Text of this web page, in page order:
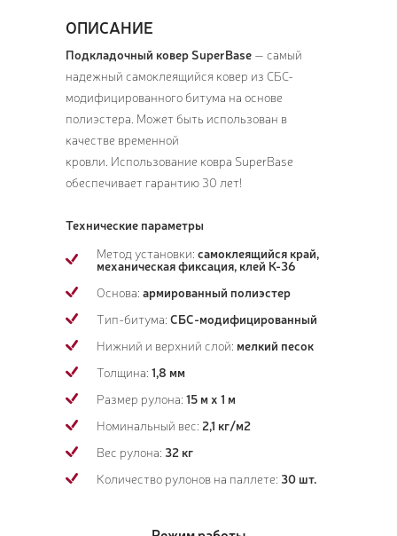
ОПИСАНИЕ
Подкладочный ковер SuperBase — самый
надежный самоклеящийся ковер из СБС-
модифицированного битума на основе
полиэстера. Может быть использован в
качестве временной
кровли. Использование ковра SuperBase
обеспечивает гарантию 30 лет!
Технические параметры
Метод установки: самоклеящийся край,
механическая фиксация, клей К-36
Основа: армированный полиэстер
Тип-битума: СБС-модифицированный
Нижний и верхний слой: мелкий песок
Толщина: 1,8 мм
Размер рулона: 15 м х 1 м
Номинальный вес: 2,1 кг/м2
Вес рулона: 32 кг
Количество рулонов на паллете: 30 шт.